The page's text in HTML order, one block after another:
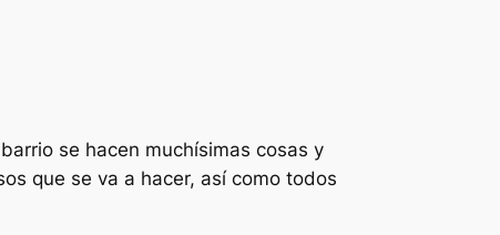
se hacen muchísimas cosas y
que se va a hacer, así como todos